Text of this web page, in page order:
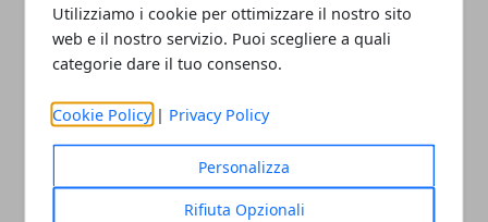
Utilizziamo i cookie per ottimizzare il nostro sito
web e il nostro servizio. Puoi scegliere a quali
categorie dare il tuo consenso.
Cookie Policy | Privacy Policy
Personalizza
Rifiuta Opzionali